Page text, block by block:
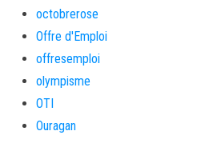
octobrerose
Offre d'Emploi
offresemploi
olympisme
OTI
Ouragan